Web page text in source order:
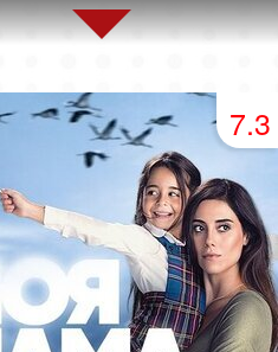
47 серия
51 серия
55 серия
59 серия
63 серия
67 серия
7.3